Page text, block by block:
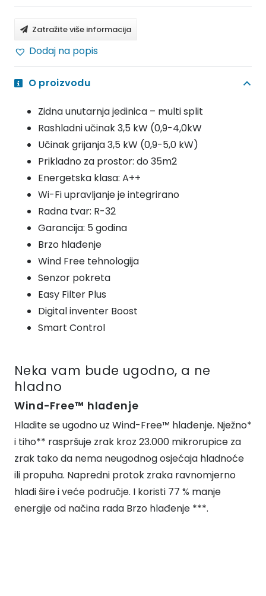
FREE
COMFORT
UNUTARNJA
3.5
kW
AR12TXFCAWKNEU
količina
Zatražite više informacija
Dodaj na popis
O proizvodu
Zidna unutarnja jedinica – multi split
Rashladni učinak 3,5 kW (0,9-4,0kW
Učinak grijanja 3,5 kW (0,9-5,0 kW)
Prikladno za prostor: do 35m2
Energetska klasa: A++
Wi-Fi upravljanje je integrirano
Radna tvar: R-32
Garancija: 5 godina
Brzo hlađenje
Wind Free tehnologija
Senzor pokreta
Easy Filter Plus
Digital inventer Boost
Smart Control
Neka vam bude ugodno, a ne
hladno
Wind-Free™ hlađenje
Hladite se ugodno uz Wind-Free™ hlađenje. Nježno*
i tiho** raspršuje zrak kroz 23.000 mikrorupice za
zrak tako da nema neugodnog osjećaja hladnoće
ili propuha. Napredni protok zraka ravnomjerno
hladi šire i veće područje. I koristi 77 % manje
energije od načina rada Brzo hlađenje ***.